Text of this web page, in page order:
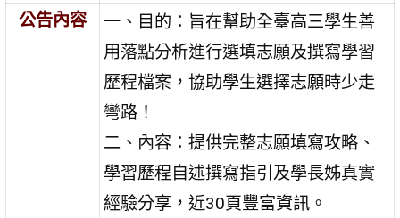
公告內容
一、目的：旨在幫助全臺高三學生善
用落點分析進行選填志願及撰寫學習
歷程檔案，協助學生選擇志願時少走
彎路！
二、內容：提供完整志願填寫攻略、
學習歷程自述撰寫指引及學長姊真實
經驗分享，近30頁豐富資訊。